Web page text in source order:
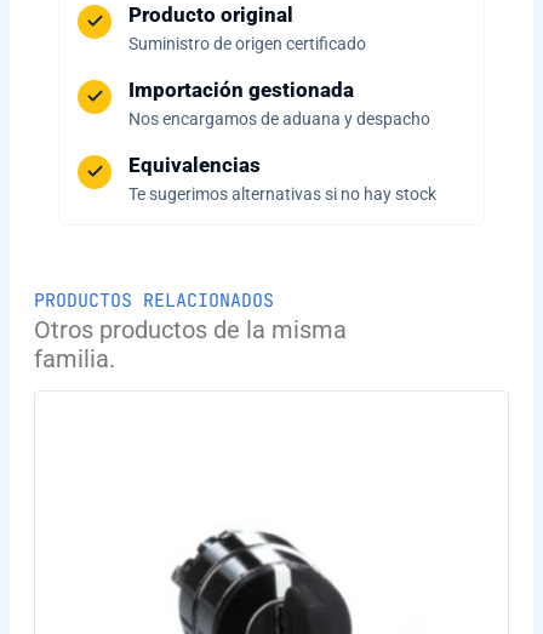
Producto original
Suministro de origen certificado
Importación gestionada
Nos encargamos de aduana y despacho
Equivalencias
Te sugerimos alternativas si no hay stock
PRODUCTOS RELACIONADOS
Otros productos de la misma
familia.